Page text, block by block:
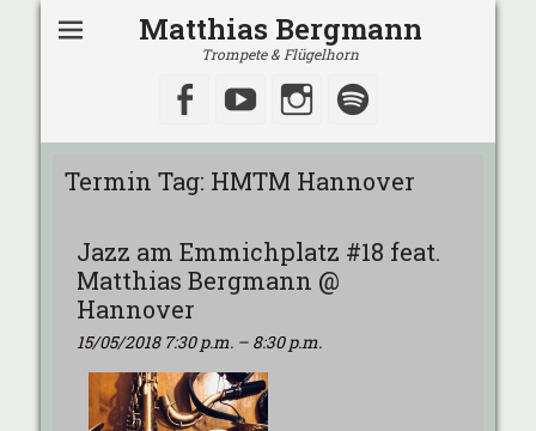
Matthias Bergmann
Trompete & Flügelhorn
Facebook
YouTubeInstagram
Termin Tag: HMTM Hannover
Jazz am Emmichplatz #18 feat.
Matthias Bergmann @
Hannover
15/05/2018 7:30 p.m. – 8:30 p.m.